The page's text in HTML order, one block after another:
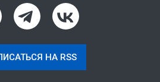
НА RSS